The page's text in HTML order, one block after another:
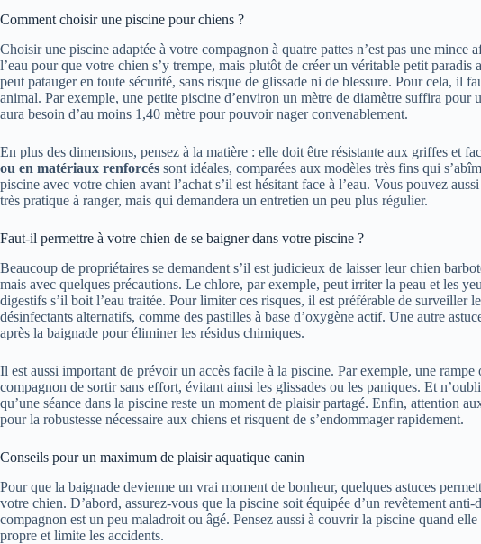
Comment choisir une piscine pour chiens ?
Choisir une piscine adaptée à votre compagnon à quatre pattes n’est pas une mince
l’eau pour que votre chien s’y trempe, mais plutôt de créer un véritable petit
peut patauger en toute sécurité, sans risque de glissade ni de blessure. Pour cela, il
animal. Par exemple, une petite piscine d’environ un mètre de diamètre suffira pour
aura besoin d’au moins 1,40 mètre pour pouvoir nager convenablement.
En plus des dimensions, pensez à la matière : elle doit être résistante aux griffes et
ou en matériaux renforcés sont idéales, comparées aux modèles très fins qui
piscine avec votre chien avant l’achat s’il est hésitant face à l’eau. Vous pouvez
très pratique à ranger, mais qui demandera un entretien un peu plus régulier.
Faut-il permettre à votre chien de se baigner dans votre piscine ?
Beaucoup de propriétaires se demandent s’il est judicieux de laisser leur chien
mais avec quelques précautions. Le chlore, par exemple, peut irriter la peau et les
digestifs s’il boit l’eau traitée. Pour limiter ces risques, il est préférable de surveiller
désinfectants alternatifs, comme des pastilles à base d’oxygène actif. Une autre
après la baignade pour éliminer les résidus chimiques.
Il est aussi important de prévoir un accès facile à la piscine. Par exemple, une
compagnon de sortir sans effort, évitant ainsi les glissades ou les paniques. Et
qu’une séance dans la piscine reste un moment de plaisir partagé. Enfin, attention
pour la robustesse nécessaire aux chiens et risquent de s’endommager rapidement.
Conseils pour un maximum de plaisir aquatique canin
Pour que la baignade devienne un vrai moment de bonheur, quelques astuces
votre chien. D’abord, assurez-vous que la piscine soit équipée d’un revêtement
compagnon est un peu maladroit ou âgé. Pensez aussi à couvrir la piscine quand elle
propre et limite les accidents.